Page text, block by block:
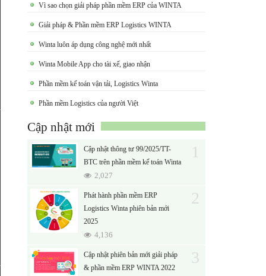
Vì sao chọn giải pháp phần mềm ERP của WINTA
Giải pháp & Phần mềm ERP Logistics WINTA
Winta luôn áp dụng công nghệ mới nhất
Winta Mobile App cho tài xế, giao nhận
Phần mềm kế toán vận tải, Logistics Winta
Phần mềm Logistics của người Việt
Cập nhật mới
Cập nhật thông tư 99/2025/TT-
BTC trên phần mềm kế toán Winta
2,027
1
Phát hành phần mềm ERP
Logistics Winta phiên bản mới
2025
4,136
2
Cập nhật phiên bản mới giải pháp
& phần mềm ERP WINTA 2022
3